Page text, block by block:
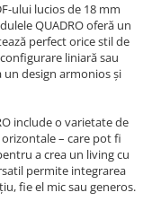
ului lucios de 18 mm
QUADRO oferă un
perfect orice stil de
liniară sau
design armonios și
include o varietate de
– care pot fi
a crea un living cu
permite integrarea
fie el mic sau generos.